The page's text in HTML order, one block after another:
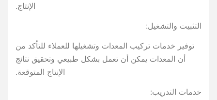
الإنتاج.
التثبيت والتشغيل:
توفير خدمات تركيب المعدات وتشغيلها للعملاء للتأكد من
أن المعدات يمكن أن تعمل بشكل طبيعي وتحقيق نتائج
الإنتاج المتوقعة.
خدمات التدريب: